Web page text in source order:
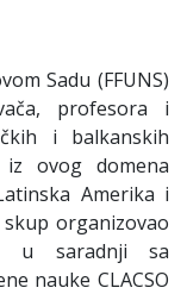
Sadu (FFUNS)
profesora i
i balkanskih
ovog domena
Amerika i
organizovao
u saradnji sa
nauke CLACSO